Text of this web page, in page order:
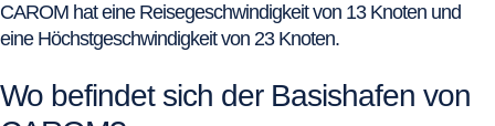
CAROM hat eine Reisegeschwindigkeit von 13 Knoten und
eine Höchstgeschwindigkeit von 23 Knoten.
Wo befindet sich der Basishafen von